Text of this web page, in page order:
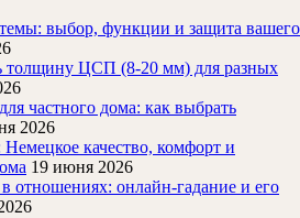
выбор, функции и защита вашего
толщину ЦСП (8-20 мм) для разных
частного дома: как выбрать
2026
качество, комфорт и
19 июня 2026
отношениях: онлайн-гадание и его